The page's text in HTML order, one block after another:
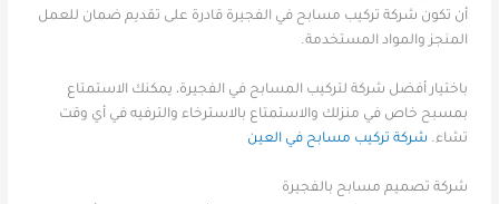
أن تكون شركة تركيب مسابح في الفجيرة قادرة على تقديم ضمان للعمل
المنجز والمواد المستخدمة.
باختيار أفضل شركة لتركيب المسابح في الفجيرة، يمكنك الاستمتاع
بمسبح خاص في منزلك والاستمتاع بالاسترخاء والترفيه في أي وقت
تشاء. شركة تركيب مسابح في العين
شركة تصميم مسابح بالفجيرة